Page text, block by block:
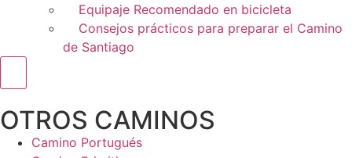
Equipaje Recomendado en bicicleta
Consejos prácticos para preparar el Camino
de Santiago
OTROS CAMINOS
Camino Portugués